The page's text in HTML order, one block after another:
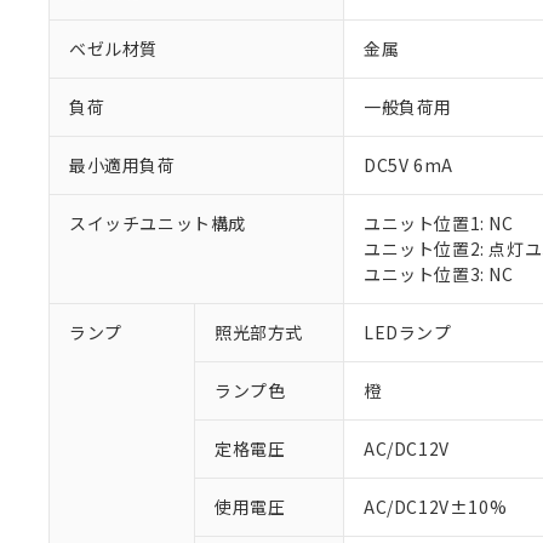
ベゼル材質 金属
負荷 一般負荷用
最小適用負荷 DC5V 6mA
スイッチユニット構成
ユニット位置1: NC
ユニット位置2: 点灯
ユニット位置3: NC
ランプ 照光部方式 LEDランプ
ランプ色 橙
定格電圧 AC/DC12V
使用電圧 AC/DC12V±10%
ご利用条件
※1 対応状況
調査・確認中：
非該当品：ライセ
仕入先様の事情に
があります。
※1 中国